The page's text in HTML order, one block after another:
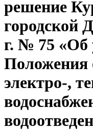
решение
городской
г. № 75 «Об
Положения
электро-,